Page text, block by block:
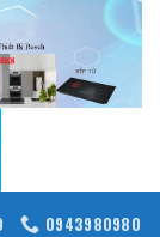
0943980980